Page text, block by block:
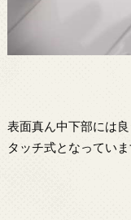
表面真ん中下部には
タッチ式となっていま